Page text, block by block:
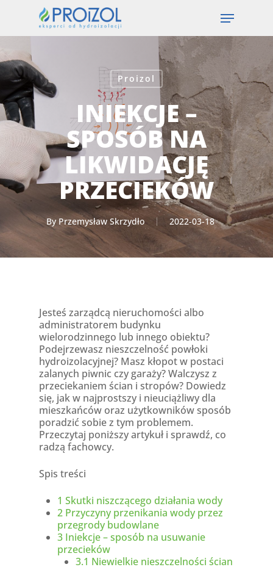
Menu
Proizol
INIEKCJE –
SPOSÓB NA
LIKWIDACJĘ
PRZECIEKÓW
By Przemysław Skrzydło 2022-03-18
Jesteś zarządcą nieruchomości albo
administratorem budynku
wielorodzinnego lub innego obiektu?
Podejrzewasz nieszczelność powłoki
hydroizolacyjnej? Masz kłopot w postaci
zalanych piwnic czy garaży? Walczysz z
przeciekaniem ścian i stropów? Dowiedz
się, jak w najprostszy i nieuciążliwy dla
mieszkańców oraz użytkowników sposób
poradzić sobie z tym problemem.
Przeczytaj poniższy artykuł i sprawdź, co
radzą fachowcy.
Spis treści
1 Skutki niszczącego działania wody
2 Przyczyny przenikania wody przez
przegrody budowlane
3 Iniekcje – sposób na usuwanie
przecieków
3.1 Niewielkie nieszczelności ścian